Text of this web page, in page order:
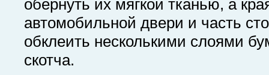
обернуть их мягкой тканью, а
автомобильной двери и часть
обклеить несколькими слоями
скотча.